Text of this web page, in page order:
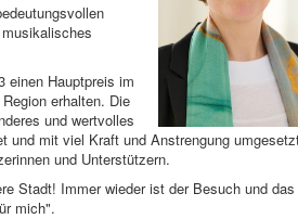
einen Hauptpreis im
erhalten. Die
und wertvolles
und mit viel Kraft und Anstrengung
und Unterstützern.
Stadt! Immer wieder ist der Besuch und das
mich".